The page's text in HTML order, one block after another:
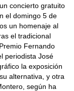
concierto gratuito
el domingo 5 de
un homenaje al
el tradicional
Fernando
periodista José
la exposición
alternativa, y otra
según ha